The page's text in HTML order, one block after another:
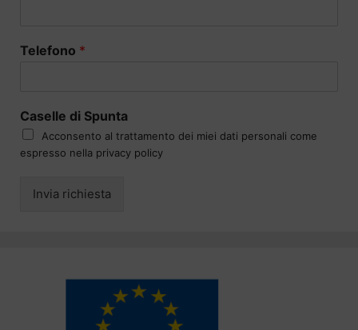
Telefono *
Caselle di Spunta
Acconsento al trattamento dei miei dati personali come
espresso nella privacy policy
Invia richiesta